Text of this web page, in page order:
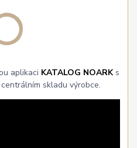
aplikaci KATALOG NOARKs
skladu výrobce.